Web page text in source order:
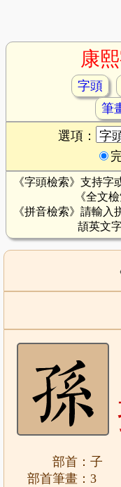
康
字頭
筆
選項：
《字頭檢索》支持字
《全文
《拼音檢索》請輸
頡英文
部首：子
部首筆畫：3